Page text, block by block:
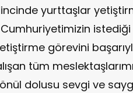
yurttaşlar
istediği
görevini
tüm
dolusu sevgi ve